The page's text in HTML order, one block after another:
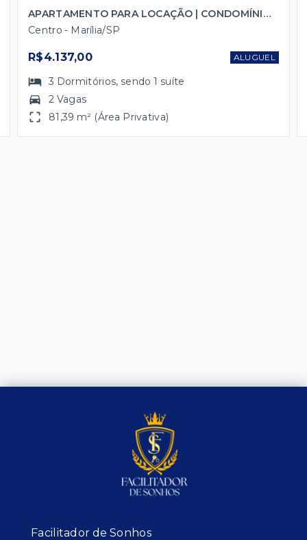
APARTAMENTO PARA LOCAÇÃO | CONDOMÍNIO PRAÇA MARECHAL | CENTRO – MARÍLIA/SP
Centro - Marília/SP
R$4.137,00 ALUGUEL
3 Dormitórios, sendo1 suíte
2 Vagas
81,39 m² (Área Privativa)
Facilitador de Sonhos